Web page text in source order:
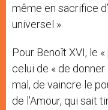
même en sacrifice
universel ».
Pour Benoît XVI, le
celui de « de
mal, de vaincre le
de l’Amour, qui sait